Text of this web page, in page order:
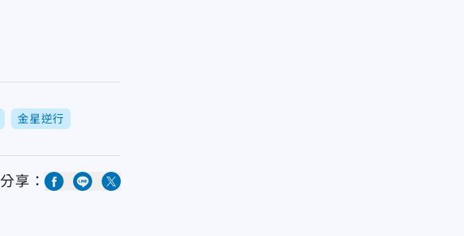
金星逆行
分享：